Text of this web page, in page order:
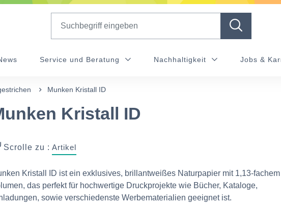
Service und Beratung Nachhaltigkeit Jobs &
Munken Kristall ID
Kristall ID
Scrolle zu : Artikel
Kristall ID ist ein exklusives, brillantweißes Naturpapier mit 1,13-fachem
das perfekt für hochwertige Druckprojekte wie Bücher, Kataloge,
sowie verschiedenste Werbematerialien geeignet ist.